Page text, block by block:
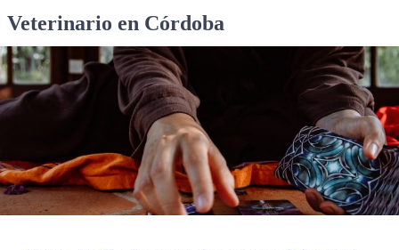
i
p
t
o
o
n
Veterinario en Córdoba